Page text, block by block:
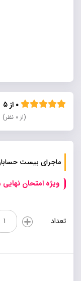
(از ۰ نظر)
ماجرای بیست
ویژه امتحان نهایی 1405
تعداد
بیست
خیلی